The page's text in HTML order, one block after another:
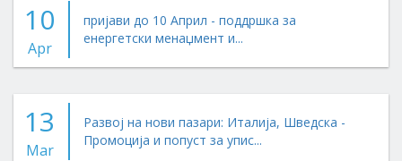
10
Apr
пријави до 10 Април - поддршка за
енергетски менаџмент и...
13
Mar
Развој на нови пазари: Италија, Шведска -
Промоција и попуст за упис...